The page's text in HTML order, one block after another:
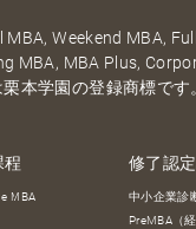
MBA, Weekend MBA,
MBA, MBA Plus,
本学園の登録商標です
程
MBA
修了認
中小企業診
PreMBA（